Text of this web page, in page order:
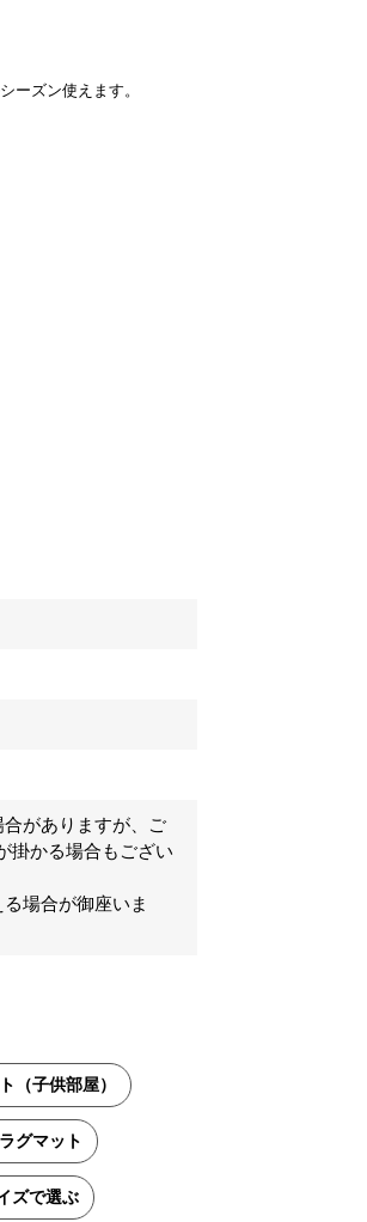
ーズン使えます。
がありますが、ご
掛かる場合もござい
場合が御座いま
（子供部屋）
グマット
ズで選ぶ